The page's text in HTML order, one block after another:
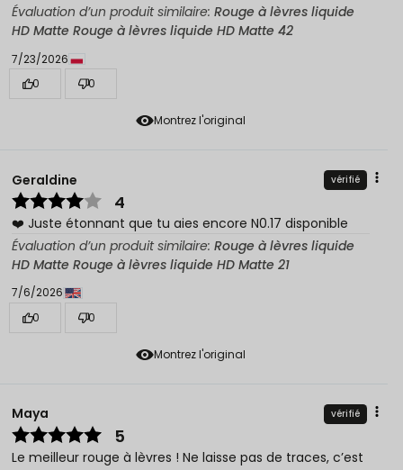
Montrez l'original
Évaluation d’un produit similaire: Rouge à lèvres liquide
HD Matte Rouge à lèvres liquide HD Matte 42
7/23/2026
0
0
Montrez l'original
Geraldine vérifié
4
❤️ Juste étonnant que tu aies encore N0.17 disponible
Évaluation d’un produit similaire: Rouge à lèvres liquide
HD Matte Rouge à lèvres liquide HD Matte 21
7/6/2026
0
0
Maya vérifié
5
Le meilleur rouge à lèvres ! Ne laisse pas de traces, c’est